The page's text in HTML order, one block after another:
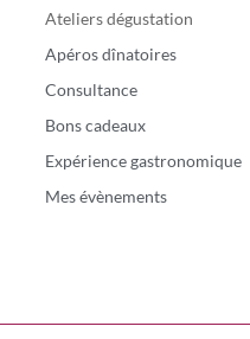
Ateliers dégustation
Apéros dînatoires
Consultance
Bons cadeaux
Expérience gastronomique
Mes évènements